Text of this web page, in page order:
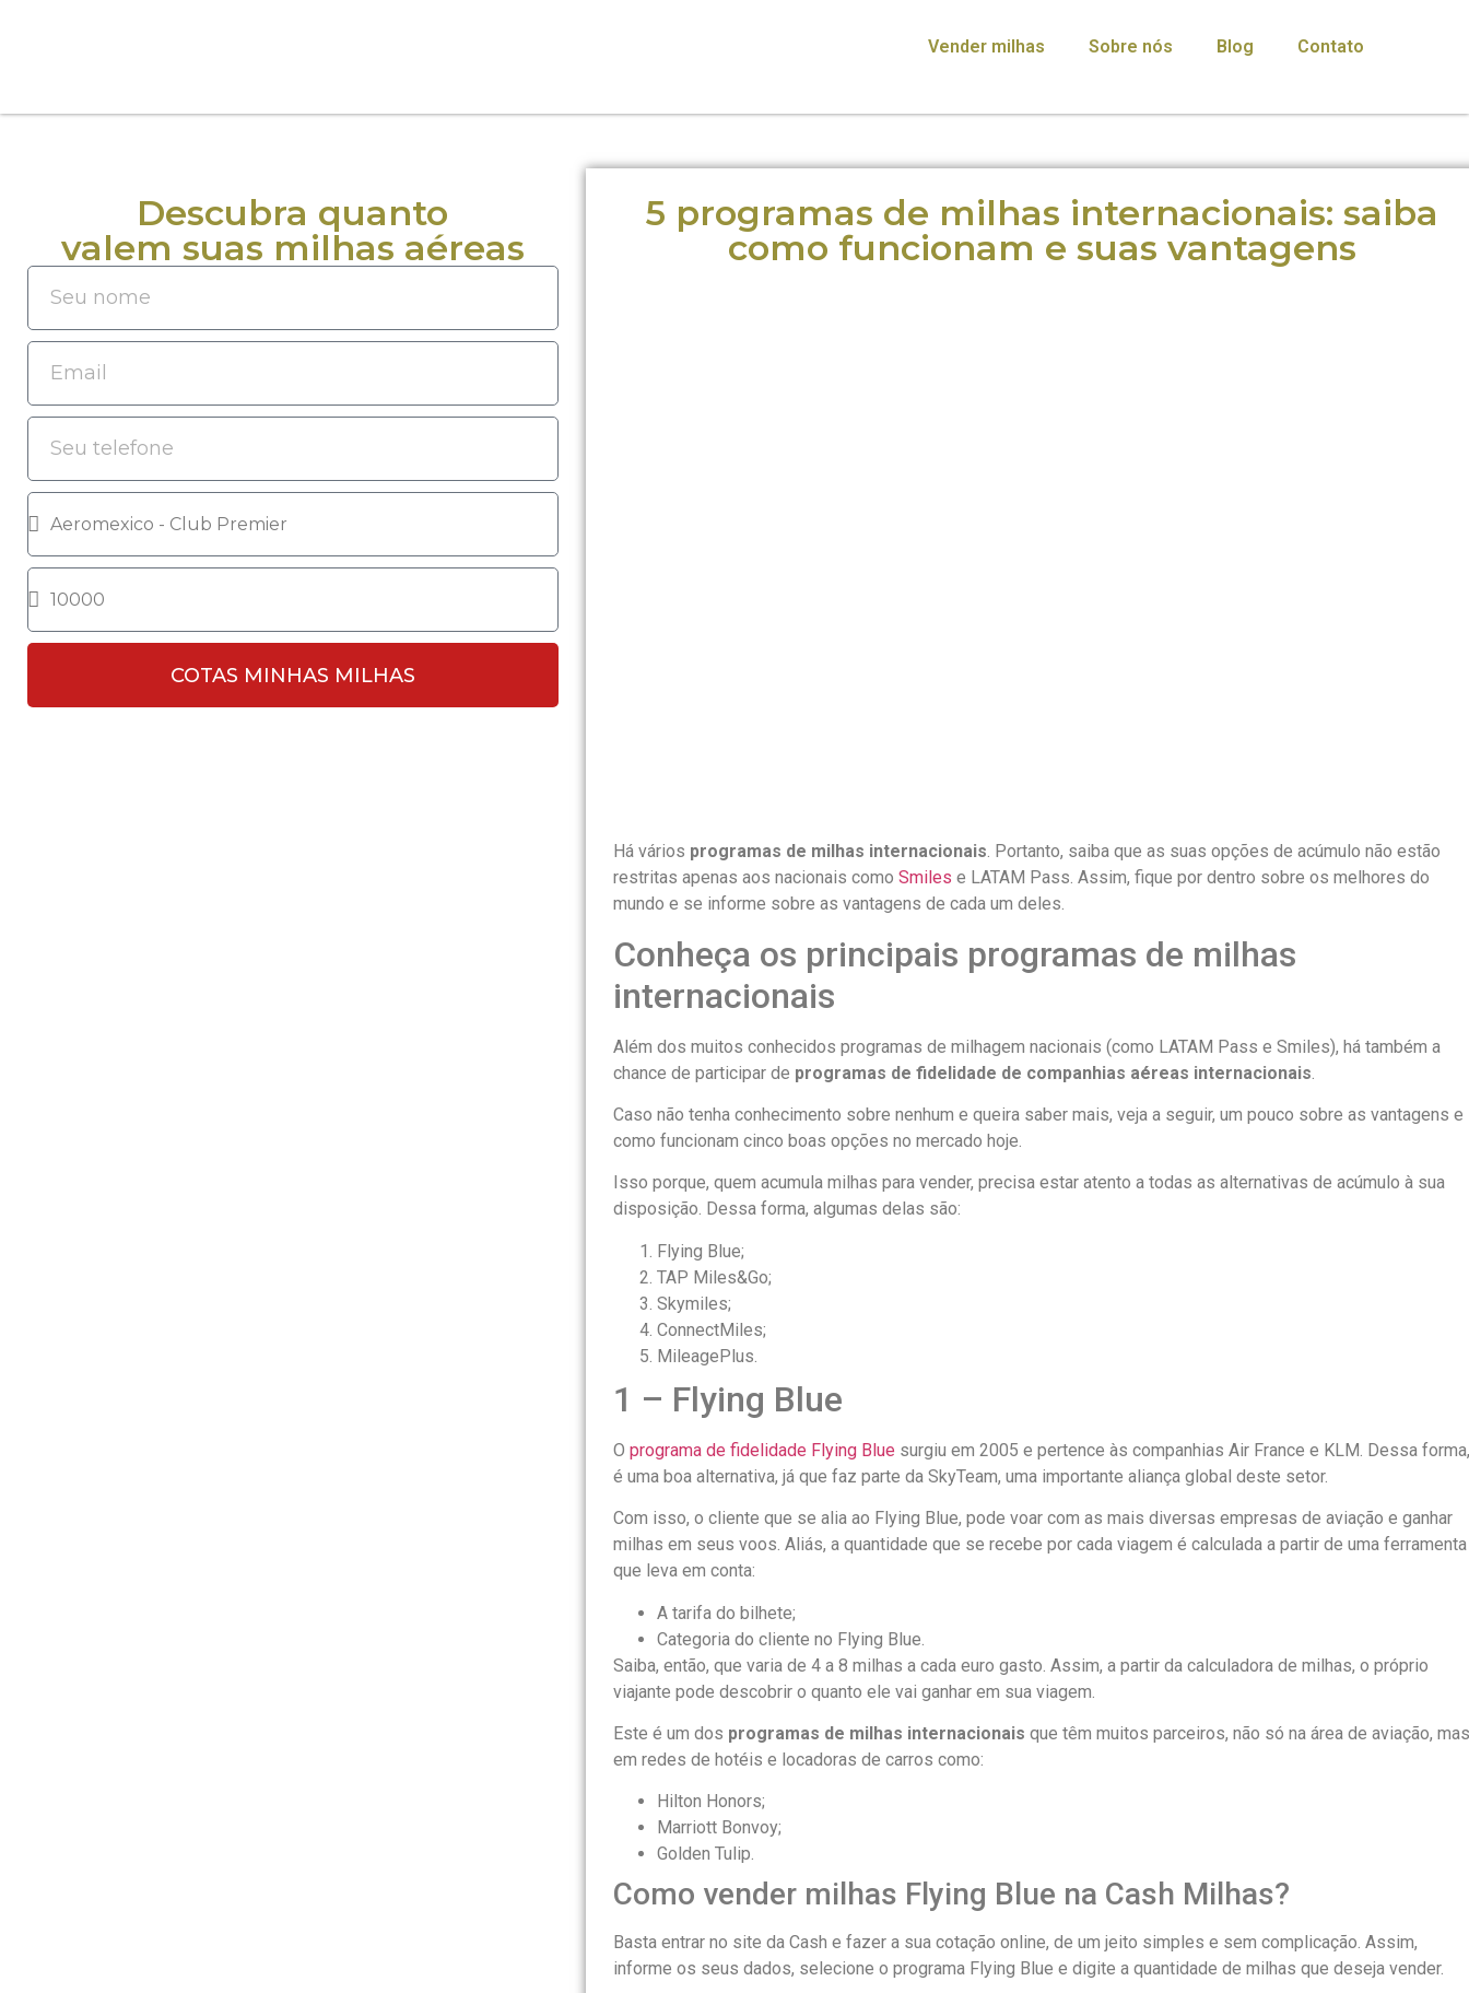
Vender milhas Sobre nós Blog Contato
Descubra quanto
valem suas milhas aéreas
COTAS MINHAS MILHAS
5 programas de milhas internacionais: saiba
como funcionam e suas vantagens
Há vários programas de milhas internacionais. Portanto, saiba que as suas opções de acúmulo não estão
restritas apenas aos nacionais como Smiles e LATAM Pass. Assim, fique por dentro sobre os melhores do
mundo e se informe sobre as vantagens de cada um deles.
Conheça os principais programas de milhas
internacionais
Além dos muitos conhecidos programas de milhagem nacionais (como LATAM Pass e Smiles), há também a
chance de participar de programas de fidelidade de companhias aéreas internacionais
Caso não tenha conhecimento sobre nenhum e queira saber mais, veja a seguir, um pouco sobre as vantagens e
como funcionam cinco boas opções no mercado hoje.
Isso porque, quem acumula milhas para vender, precisa estar atento a todas as alternativas de acúmulo à sua
disposição. Dessa forma, algumas delas são:
Flying Blue;
TAP Miles&Go;
Skymiles;
ConnectMiles;
MileagePlus.
1 – Flying Blue
O programa de fidelidade Flying Blue surgiu em 2005 e pertence às companhias Air France e KLM. Dessa forma,
é uma boa alternativa, já que faz parte da SkyTeam, uma importante aliança global deste setor.
Com isso, o cliente que se alia ao Flying Blue, pode voar com as mais diversas empresas de aviação e ganhar
milhas em seus voos. Aliás, a quantidade que se recebe por cada viagem é calculada a partir de uma ferramenta
que leva em conta:
A tarifa do bilhete;
Categoria do cliente no Flying Blue.
Saiba, então, que varia de 4 a 8 milhas a cada euro gasto. Assim, a partir da calculadora de milhas, o próprio
viajante pode descobrir o quanto ele vai ganhar em sua viagem.
Este é um dos programas de milhas internacionais que têm muitos parceiros, não só na área de aviação, mas
em redes de hotéis e locadoras de carros como:
Hilton Honors;
Marriott Bonvoy;
Golden Tulip.
Como vender milhas Flying Blue na Cash Milhas?
Basta entrar no site da Cash e fazer a sua cotação online, de um jeito simples e sem complicação. Assim,
informe os seus dados, selecione o programa Flying Blue e digite a quantidade de milhas que deseja vender.